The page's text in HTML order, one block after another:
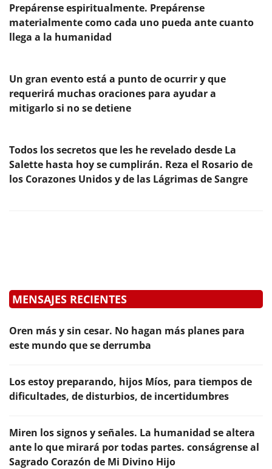
Prepárense espiritualmente. Prepárense
materialmente como cada uno pueda ante cuanto
llega a la humanidad
Un gran evento está a punto de ocurrir y que
requerirá muchas oraciones para ayudar a
mitigarlo si no se detiene
Todos los secretos que les he revelado desde La
Salette hasta hoy se cumplirán. Reza el Rosario de
los Corazones Unidos y de las Lágrimas de Sangre
MENSAJES RECIENTES
Oren más y sin cesar. No hagan más planes para
este mundo que se derrumba
Los estoy preparando, hijos Míos, para tiempos de
dificultades, de disturbios, de incertidumbres
Miren los signos y señales. La humanidad se altera
ante lo que mirará por todas partes. conságrense al
Sagrado Corazón de Mi Divino Hijo